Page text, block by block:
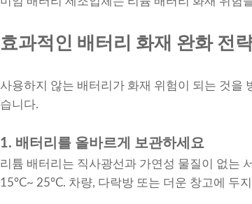
효과적인 배터리 화재 완화 전
사용하지 않는 배터리가 화재 위험이 되는 것을
습니다.
1. 배터리를 올바르게 보관하세요
리튬 배터리는 직사광선과 가연성 물질이 없는
15°C~ 25°C. 차량, 다락방 또는 더운 창고에 두